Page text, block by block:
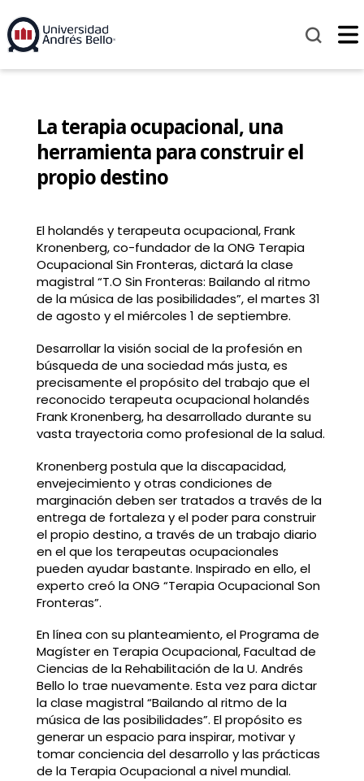
La terapia ocupacional, una
herramienta para construir el
propio destino
El holandés y terapeuta ocupacional, Frank
Kronenberg, co-fundador de la ONG Terapia
Ocupacional Sin Fronteras, dictará la clase
magistral “T.O Sin Fronteras: Bailando al ritmo
de la música de las posibilidades”, el martes 31
de agosto y el miércoles 1 de septiembre.
Desarrollar la visión social de la profesión en
búsqueda de una sociedad más justa, es
precisamente el propósito del trabajo que el
reconocido terapeuta ocupacional holandés
Frank Kronenberg, ha desarrollado durante su
vasta trayectoria como profesional de la salud.
Kronenberg postula que la discapacidad,
envejecimiento y otras condiciones de
marginación deben ser tratados a través de la
entrega de fortaleza y el poder para construir
el propio destino, a través de un trabajo diario
en el que los terapeutas ocupacionales
pueden ayudar bastante. Inspirado en ello, el
experto creó la ONG “Terapia Ocupacional Son
Fronteras”.
En línea con su planteamiento, el Programa de
Magíster en Terapia Ocupacional, Facultad de
Ciencias de la Rehabilitación de la U. Andrés
Bello lo trae nuevamente. Esta vez para dictar
la clase magistral “Bailando al ritmo de la
música de las posibilidades”. El propósito es
generar un espacio para inspirar, motivar y
tomar conciencia del desarrollo y las prácticas
de la Terapia Ocupacional a nivel mundial.